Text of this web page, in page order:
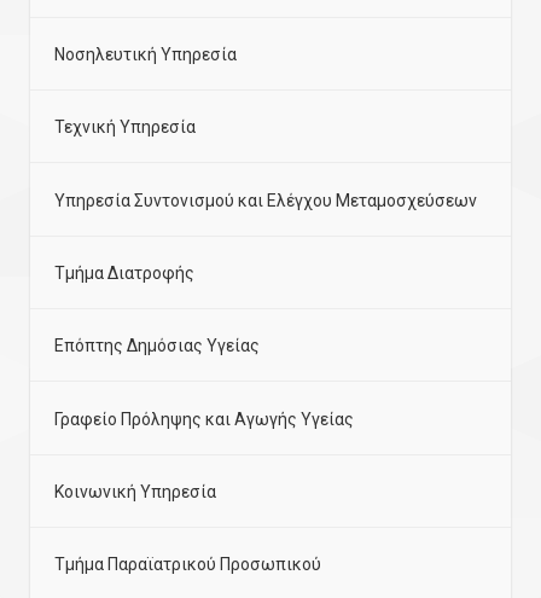
Νοσηλευτική Υπηρεσία
Τεχνική Υπηρεσία
Υπηρεσία Συντονισμού και Ελέγχου Μεταμοσχεύσεων
Τμήμα Διατροφής
Επόπτης Δημόσιας Υγείας
Γραφείο Πρόληψης και Αγωγής Υγείας
Κοινωνική Υπηρεσία
Τμήμα Παραϊατρικού Προσωπικού